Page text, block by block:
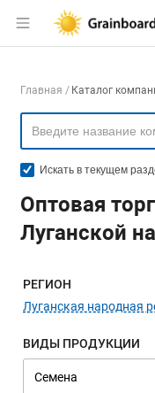
Раздел
Навигация
Главная Каталог
Искать в текущем
Оптовая
Луганской
Меню
РЕГИОН
Луганская народная
ВИДЫ ПРОДУКЦИИ